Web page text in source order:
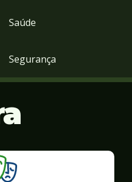
Saúde
Segurança